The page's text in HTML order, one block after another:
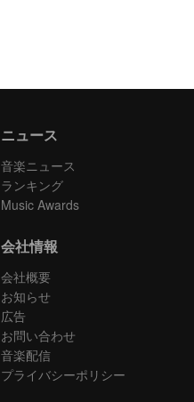
ニュース
音楽ニュース
ランキング
Music Awards
会社情報
会社概要
お知らせ
広告
お問い合わせ
音楽配信
プライバシーポリシー